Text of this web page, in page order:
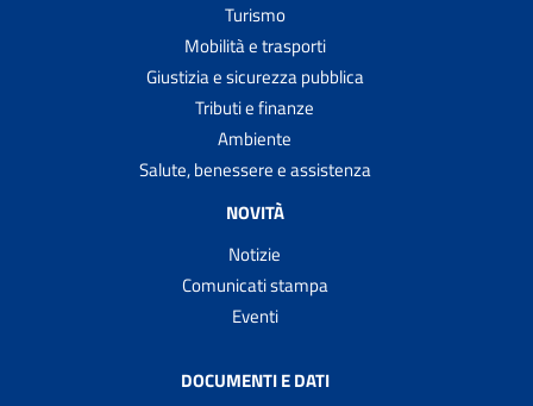
Turismo
Mobilità e trasporti
Giustizia e sicurezza pubblica
Tributi e finanze
Ambiente
Salute, benessere e assistenza
NOVITÀ
Notizie
Comunicati stampa
Eventi
DOCUMENTI E DATI